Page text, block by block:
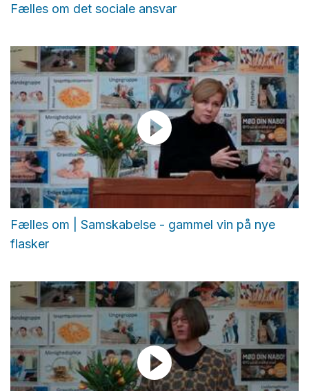
Fælles om det sociale ansvar
Fælles om | Samskabelse - gammel vin på nye
flasker